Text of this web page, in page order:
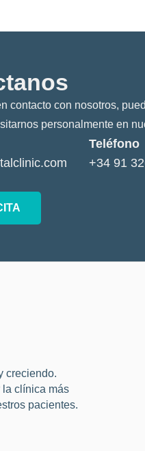
contacto con nosotros,
personalmente en
Teléfono
+34 91
creciendo.
la clínica más
pacientes.